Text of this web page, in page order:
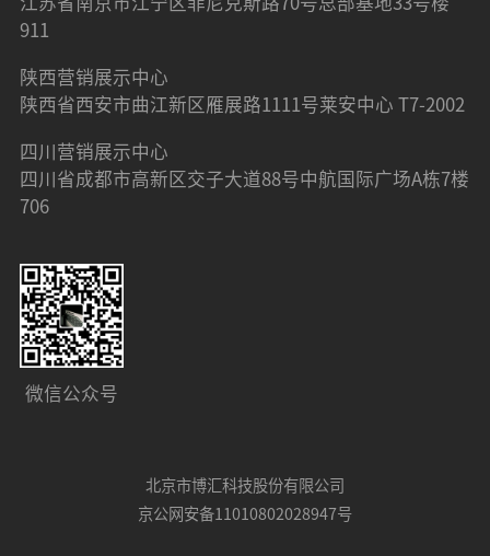
911
陕西营销展示中心
陕西省西安市曲江新区雁展路1111号莱安中心 T7-2002
四川营销展示中心
四川省成都市高新区交子大道88号中航国际广场A栋7楼
706
微信公众号
北京市博汇科技股份有限公司
京公网安备11010802028947号